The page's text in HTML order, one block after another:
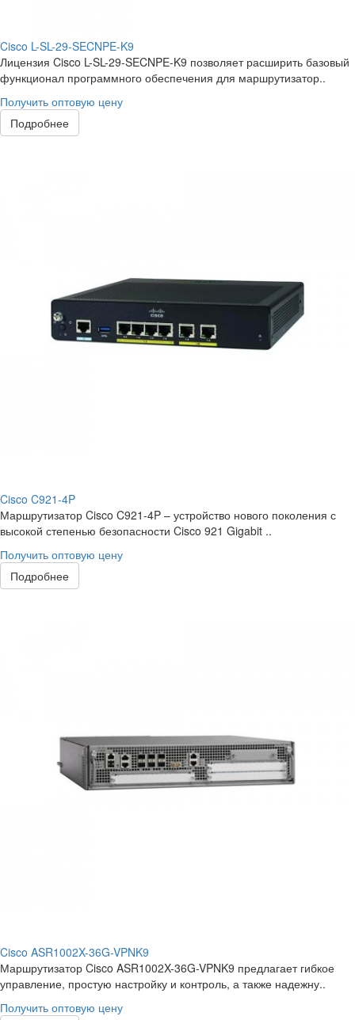
Cisco L-SL-29-SECNPE-K9
Лицензия Cisco L-SL-29-SECNPE-K9 позволяет расширить базовый
функционал программного обеспечения для маршрутизатор..
Получить оптовую цену
Подробнее
Cisco C921-4P
Маршрутизатор Cisco C921-4P – устройство нового поколения с
высокой степенью безопасности Cisco 921 Gigabit ..
Получить оптовую цену
Подробнее
Cisco ASR1002X-36G-VPNK9
Маршрутизатор Cisco ASR1002X-36G-VPNK9 предлагает гибкое
управление, простую настройку и контроль, а также надежну..
Получить оптовую цену